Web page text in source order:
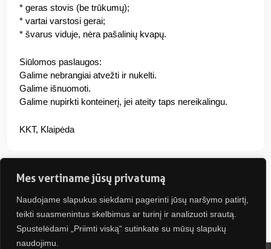
Mes vertiname jūsų privatumą
Naudojame slapukus siekdami pagerinti jūsų naršymo patirtį,
teikti suasmenintus skelbimus ar turinį ir analizuoti srautą.
Spustelėdami „Priimti viską“ sutinkate su mūsų slapukų
naudojimu.
* geras stovis (be trūkumų);
* vartai varstosi gerai;
* švarus viduje, nėra pašalinių kvapų.
Siūlomos paslaugos:
Galime nebrangiai atvežti ir nukelti.
Galime išnuomoti.
Galime nupirkti konteinerį, jei ateity taps nereikalingu.
KKT, Klaipėda
Jus gali sudominti